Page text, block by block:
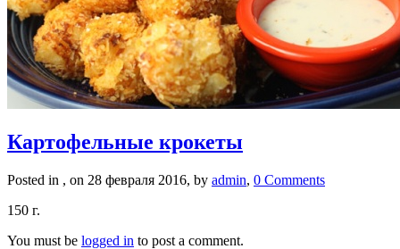
Картофельные крокеты
Posted in , on 28 февраля 2016, by admin, 0 Comments
150 г.
You must be logged in to post a comment.